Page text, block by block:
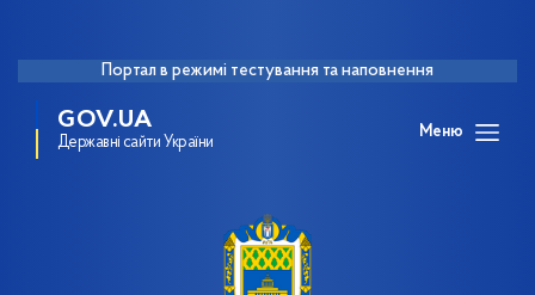
Портал в режимі тестування та наповнення
GOV.UA
Державні сайти України
Меню